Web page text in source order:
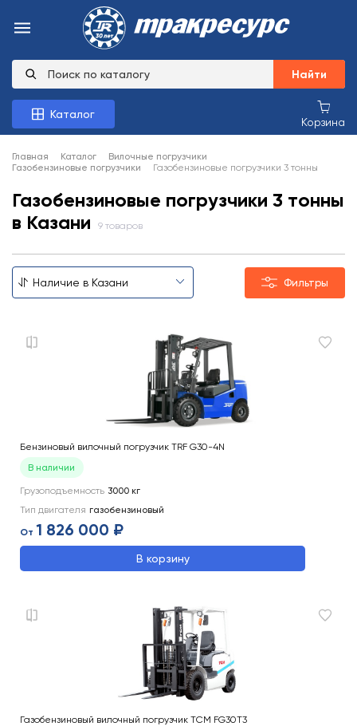
Найти
Каталог
Корзина
Главная Каталог
Вилочные погрузчики
Газобензиновые погрузчики
Газобензиновые погрузчики 3 тонны
Газобензиновые погрузчики 3 тонны
в Казани
9 товаров
Фильтры
Бензиновый вилочный погрузчик TRF G30-4N
В наличии
Грузоподъемность 3000 кг
Тип двигателя газобензиновый
От 1 826 000 ₽
В корзину
Газобензиновый вилочный погрузчик TCM FG30T3